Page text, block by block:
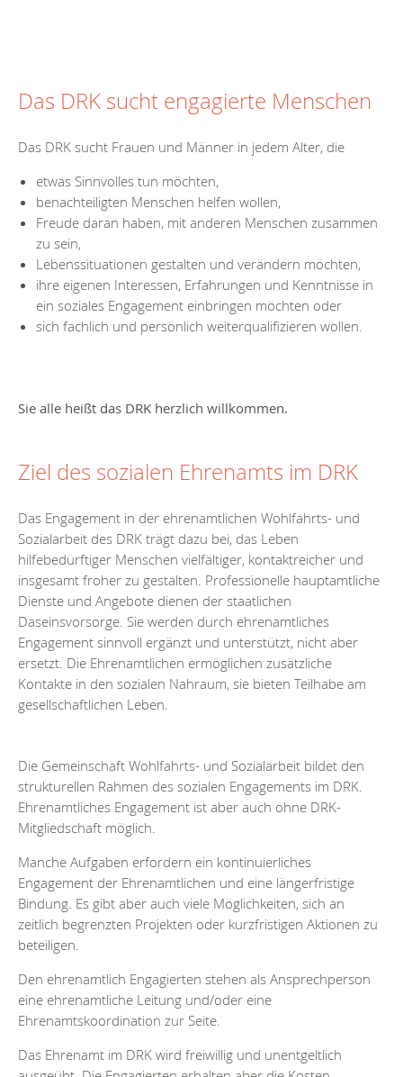
Das DRK sucht engagierte Menschen
Das DRK sucht Frauen und Männer in jedem Alter, die
etwas Sinnvolles tun möchten,
benachteiligten Menschen helfen wollen,
Freude daran haben, mit anderen Menschen zusammen
zu sein,
Lebenssituationen gestalten und verändern möchten,
ihre eigenen Interessen, Erfahrungen und Kenntnisse in
ein soziales Engagement einbringen möchten oder
sich fachlich und persönlich weiterqualifizieren wollen.
Sie alle heißt das DRK herzlich willkommen.
Ziel des sozialen Ehrenamts im DRK
Das Engagement in der ehrenamtlichen Wohlfahrts- und
Sozialarbeit des DRK trägt dazu bei, das Leben
hilfebedürftiger Menschen vielfältiger, kontaktreicher und
insgesamt froher zu gestalten. Professionelle hauptamtliche
Dienste und Angebote dienen der staatlichen
Daseinsvorsorge. Sie werden durch ehrenamtliches
Engagement sinnvoll ergänzt und unterstützt, nicht aber
ersetzt. Die Ehrenamtlichen ermöglichen zusätzliche
Kontakte in den sozialen Nahraum, sie bieten Teilhabe am
gesellschaftlichen Leben.
Die Gemeinschaft Wohlfahrts- und Sozialarbeit bildet den
strukturellen Rahmen des sozialen Engagements im DRK.
Ehrenamtliches Engagement ist aber auch ohne DRK-
Mitgliedschaft möglich.
Manche Aufgaben erfordern ein kontinuierliches
Engagement der Ehrenamtlichen und eine längerfristige
Bindung. Es gibt aber auch viele Möglichkeiten, sich an
zeitlich begrenzten Projekten oder kurzfristigen Aktionen zu
beteiligen.
Den ehrenamtlich Engagierten stehen als Ansprechperson
eine ehrenamtliche Leitung und/oder eine
Ehrenamtskoordination zur Seite.
Das Ehrenamt im DRK wird freiwillig und unentgeltlich